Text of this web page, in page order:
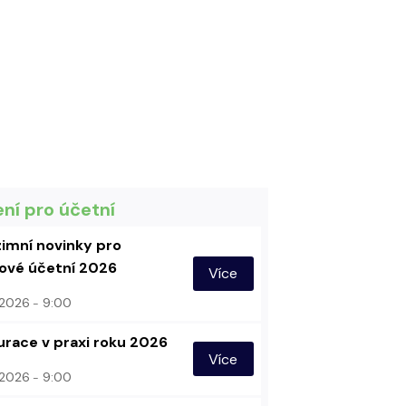
pro účetní
novinky pro
účetní 2026
9:00
Více
v praxi roku 2026
9:00
Více